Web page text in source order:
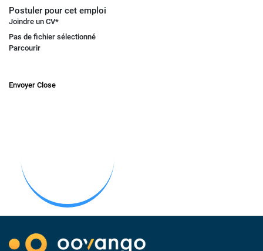
Postuler pour cet emploi
Joindre un CV*
Pas de fichier sélectionné
Parcourir
Envoyer Close